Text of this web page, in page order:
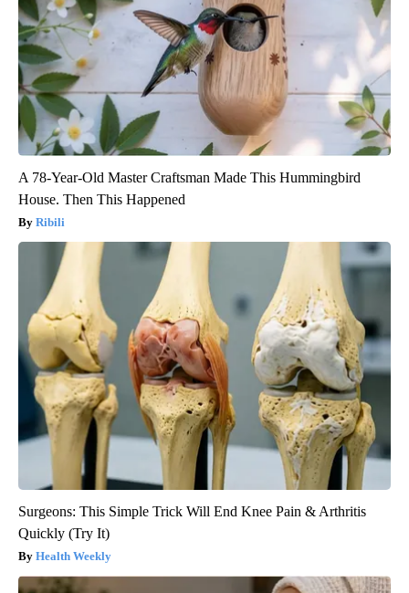
A 78-Year-Old Master Craftsman Made This Hummingbird
House. Then This Happened
Ribili
Surgeons: This Simple Trick Will End Knee Pain & Arthritis
Quickly (Try It)
Health Weekly